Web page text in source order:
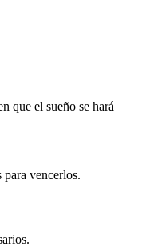
que el sueño se hará
vencerlos.